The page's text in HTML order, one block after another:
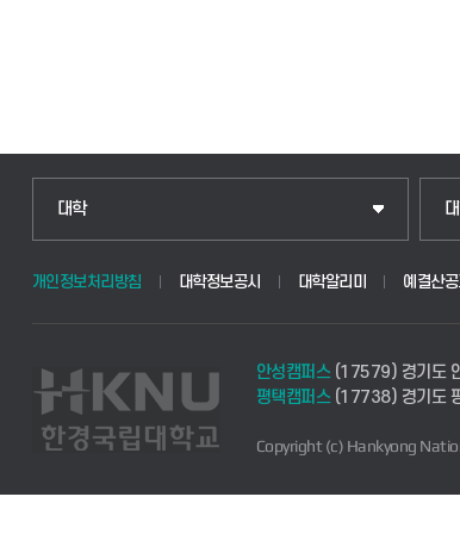
대학
개인정보처리방침 대학정보공시 대학알리미 예결산
안성캠퍼스(17579) 경기도
평택캠퍼스(17738) 경기도
Copyright (c) Hankyong